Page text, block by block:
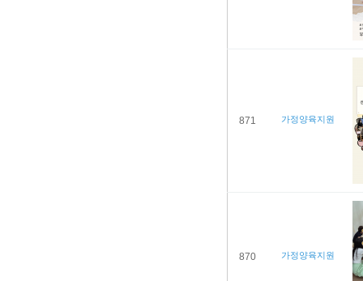
871 가정양육지원
870 가정양육지원